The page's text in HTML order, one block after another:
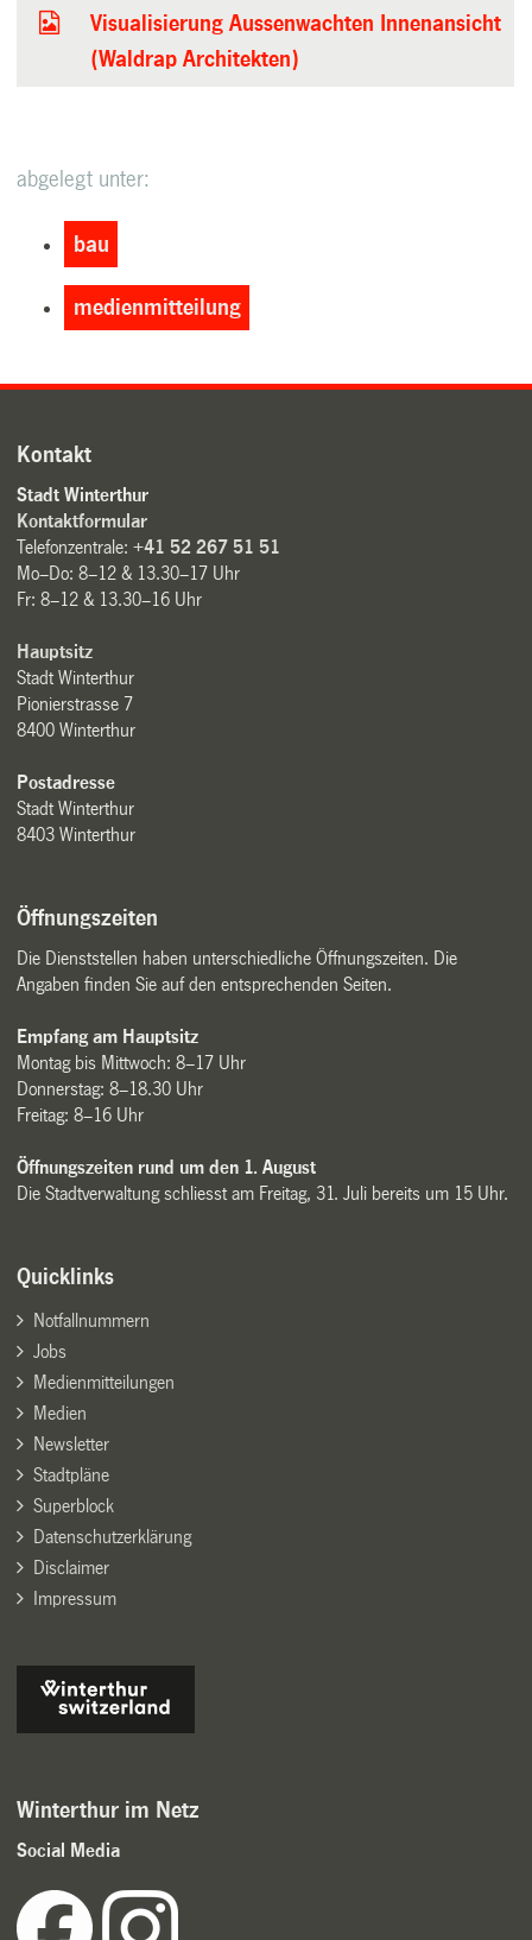
Visualisierung Aussenwachten Innenansicht
(Waldrap Architekten)
abgelegt unter:
bau
medienmitteilung
Kontakt
Stadt Winterthur
Kontaktformular
Telefonzentrale:+41 52 267 51 51
Mo–Do: 8–12 & 13.30–17 Uhr
Fr: 8–12 & 13.30–16 Uhr
Hauptsitz
Stadt Winterthur
Pionierstrasse 7
8400 Winterthur
Postadresse
Stadt Winterthur
8403 Winterthur
Öffnungszeiten
Die Dienststellen haben unterschiedliche Öffnungszeiten. Die
Angaben finden Sie auf den entsprechenden Seiten.
Empfang am Hauptsitz
Montag bis Mittwoch: 8–17 Uhr
Donnerstag: 8–18.30 Uhr
Freitag: 8–16 Uhr
Öffnungszeiten rund um den 1. August
Die Stadtverwaltung schliesst am Freitag, 31. Juli bereits um 15 Uhr.
Quicklinks
Notfallnummern
Jobs
Medienmitteilungen
Medien
Newsletter
Stadtpläne
Superblock
Datenschutzerklärung
Disclaimer
Impressum
Winterthur im Netz
Social Media